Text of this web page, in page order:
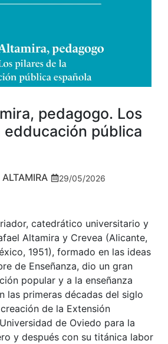
pedagogo. Los
edducación pública
29/05/2026
catedrático universitario y
Altamira y Crevea (Alicante,
1951), formado en las ideas
de Enseñanza, dio un gran
popular y a la enseñanza
las primeras décadas del siglo
de la Extensión
de Oviedo para la
y después con su titánica labor